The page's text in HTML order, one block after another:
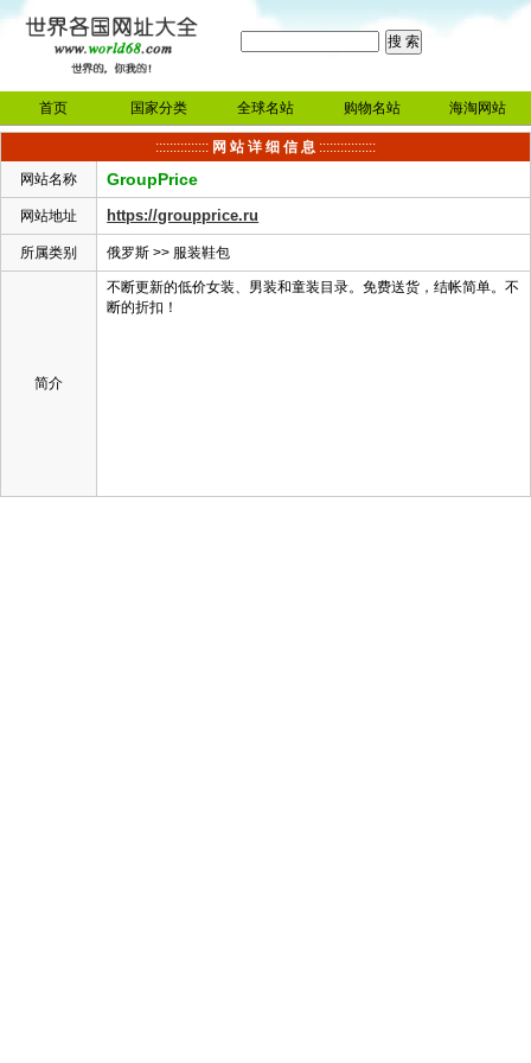
首页 国家分类 全球名站 购物名站 海淘网站
::::::::::::::: 网 站 详 细 信 息 ::::::::::::::::
网站名称
GroupPrice
网站地址 https://groupprice.ru
所属类别 俄罗斯 >> 服装鞋包
简介
不断更新的低价女装、男装和童装目录。免费送货，结帐简单。不
断的折扣！